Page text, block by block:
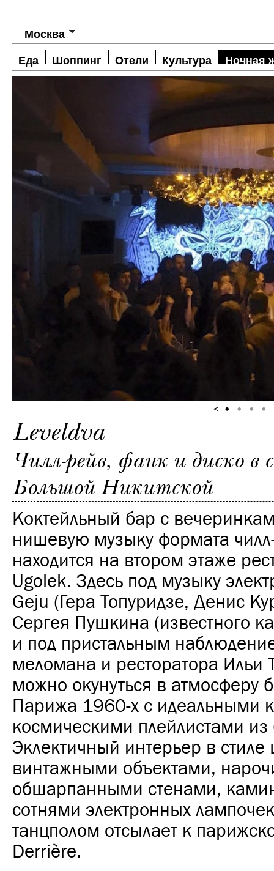
Москва
Еда Шоппинг Отели Культура Ночная
Leveldva
Чилл-рейв, фанк и диско в
Большой Никитской
Коктейльный бар с
нишевую музыку формата
находится на втором этаже
Ugolek. Здесь под музыку
Geju (Гера Топуридзе, Денис
Сергея Пушкина (известного
и под пристальным
меломана и ресторатора Ильи
можно окунуться в атмосферу
Парижа 1960-х с идеальными
космическими плейлистами из
Эклектичный интерьер в
винтажными объектами,
обшарпанными стенами,
сотнями электронных
танцполом отсылает к
Derrière.